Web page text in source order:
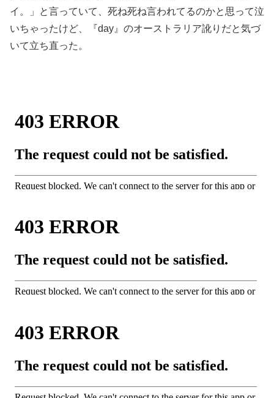
イ。」と言っていて、死ね死ね言われてるのかと思って泣
いちゃったけど、『day』のオーストラリア訛りだと気づ
いて立ち直った。